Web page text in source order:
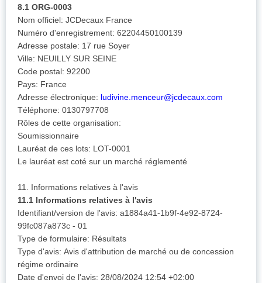
8.1 ORG-0003
Nom officiel: JCDecaux France
Numéro d'enregistrement: 62204450100139
Adresse postale: 17 rue Soyer
Ville: NEUILLY SUR SEINE
Code postal: 92200
Pays: France
Adresse électronique: ludivine.menceur@jcdecaux.com
Téléphone: 0130797708
Rôles de cette organisation:
Soumissionnaire
Lauréat de ces lots: LOT-0001
Le lauréat est coté sur un marché réglementé
11. Informations relatives à l'avis
11.1 Informations relatives à l'avis
Identifiant/version de l'avis: a1884a41-1b9f-4e92-8724-
99fc087a873c - 01
Type de formulaire: Résultats
Type d'avis: Avis d'attribution de marché ou de concession
régime ordinaire
Date d'envoi de l'avis: 28/08/2024 12:54 +02:00